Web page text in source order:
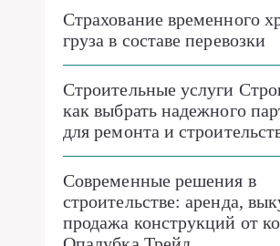
Страхование временного
груза в составе перевозки
Строительные услуги
как выбрать надежного
для ремонта и
Современные решения в
строительстве: аренда,
продажа конструкций от